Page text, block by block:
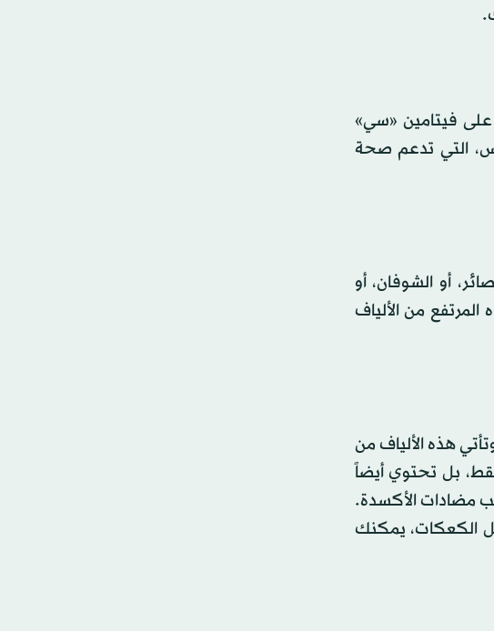
على فيتامين «سي»
التي تدعم صحة
أو الشوفان، أو
من الألياف
هذه الألياف من
بل تحتوي أيضاً
مضادات الأكسدة.
الكعكات، يمكنك